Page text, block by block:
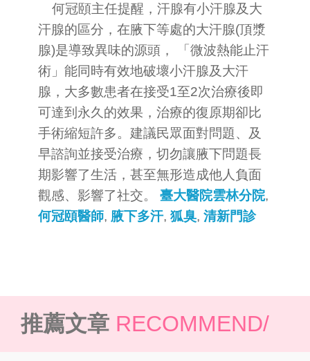
何冠頤主任提醒，汗腺有小汗腺及大
汗腺的區分，在腋下等處的大汗腺(頂漿
腺)是導致異味的源頭， 「微波熱能止汗
術」能同時有效地破壞小汗腺及大汗
腺，大多數患者在接受1至2次治療後即
可達到永久的效果，治療的復原期卻比
手術縮短許多。建議民眾面對問題、及
早諮詢並接受治療，切勿讓腋下問題長
期影響了生活，甚至無形造成他人負面
觀感、影響了社交。 臺大醫院雲林分院,
何冠頤醫師, 腋下多汗, 狐臭, 清新門診
推薦文章 RECOMMEND/